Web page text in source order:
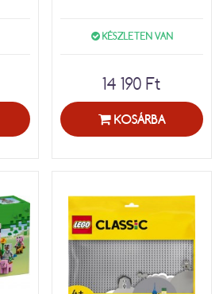
KÉSZLETEN VAN
14 190 Ft
KOSÁRBA